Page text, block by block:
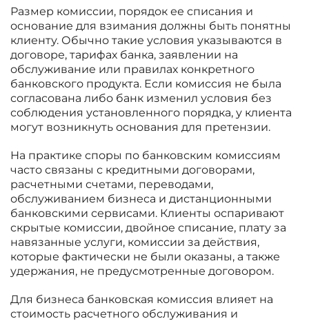
Размер комиссии, порядок ее списания и
основание для взимания должны быть понятны
клиенту. Обычно такие условия указываются в
договоре, тарифах банка, заявлении на
обслуживание или правилах конкретного
банковского продукта. Если комиссия не была
согласована либо банк изменил условия без
соблюдения установленного порядка, у клиента
могут возникнуть основания для претензии.
На практике споры по банковским комиссиям
часто связаны с кредитными договорами,
расчетными счетами, переводами,
обслуживанием бизнеса и дистанционными
банковскими сервисами. Клиенты оспаривают
скрытые комиссии, двойное списание, плату за
навязанные услуги, комиссии за действия,
которые фактически не были оказаны, а также
удержания, не предусмотренные договором.
Для бизнеса банковская комиссия влияет на
стоимость расчетного обслуживания и